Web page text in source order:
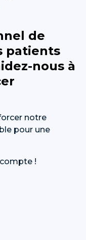
de
patients
nous à
notre
pour une
!